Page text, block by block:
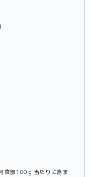
食部100ｇ当たりに含ま